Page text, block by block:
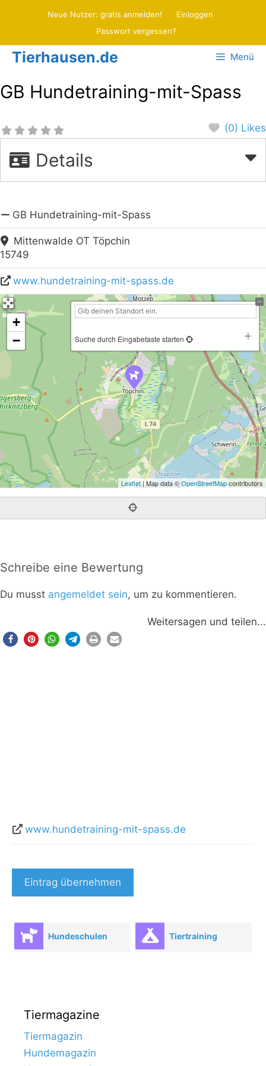
Neue Nutzer: gratis anmelden!
Einloggen
Passwort vergessen?
Tierhausen.de Menü
GB Hundetraining-mit-Spass
(0) Likes
Details
GB Hundetraining-mit-Spass
Mittenwalde OT Töpchin
15749
www.hundetraining-mit-spass.de
+
−
Suche durch Eingabetaste starten
Leaflet| Map data ©OpenStreetMapcontributors
Schreibe eine Bewertung
Du musst angemeldet sein, um zu kommentieren.
Weitersagen und teilen...
www.hundetraining-mit-spass.de
Eintrag übernehmen
Hundeschulen Tiertraining
Tiermagazine
Tiermagazin
Hundemagazin